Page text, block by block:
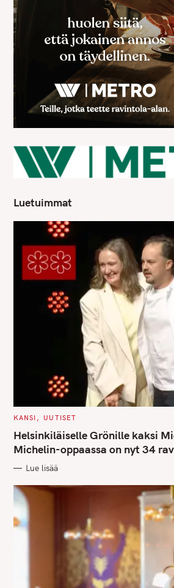
Luetuimmat
C
T
E
G
O
I
S
KANSI UUTISET
Helsinkiläiselle Grönille kaksi
Michelin-oppaassa on nyt 34
Lue lisää